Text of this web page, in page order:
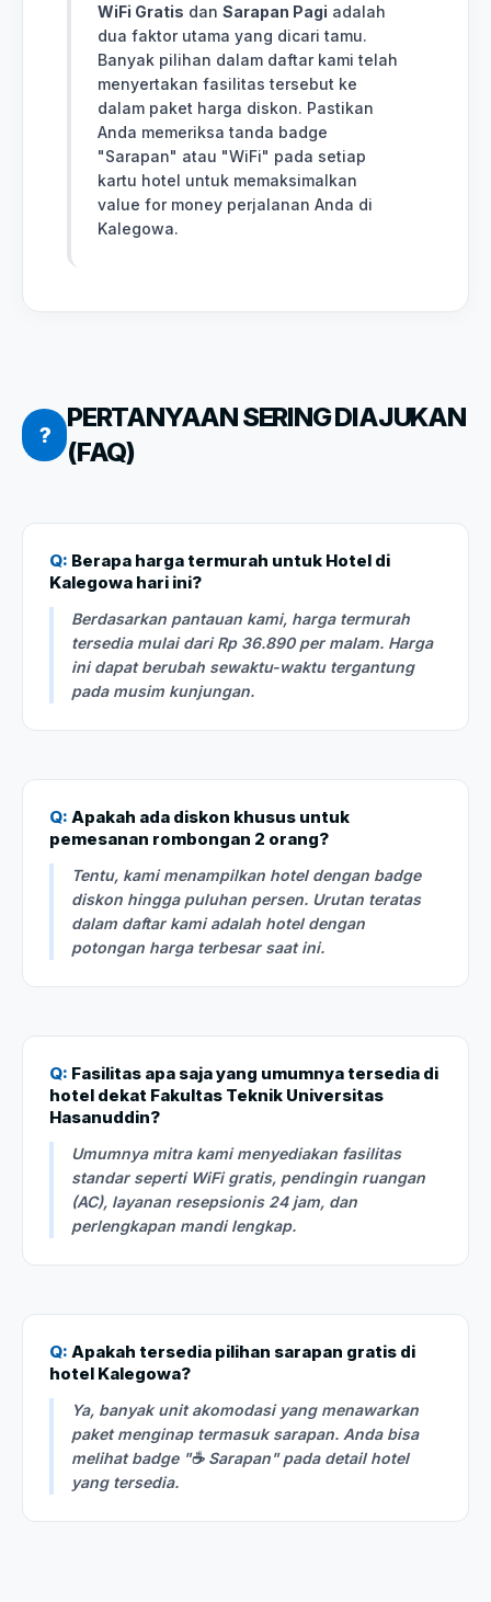
WiFi Gratis dan Sarapan Pagi adalah
dua faktor utama yang dicari tamu.
Banyak pilihan dalam daftar kami telah
menyertakan fasilitas tersebut ke
dalam paket harga diskon. Pastikan
Anda memeriksa tanda badge
"Sarapan" atau "WiFi" pada setiap
kartu hotel untuk memaksimalkan
value for money perjalanan Anda di
Kalegowa.
?
PERTANYAAN SERING DIAJUKAN
(FAQ)
Q: Berapa harga termurah untuk Hotel di
Kalegowa hari ini?
Berdasarkan pantauan kami, harga termurah
tersedia mulai dari Rp 36.890 per malam. Harga
ini dapat berubah sewaktu-waktu tergantung
pada musim kunjungan.
Q: Apakah ada diskon khusus untuk
pemesanan rombongan 2 orang?
Tentu, kami menampilkan hotel dengan badge
diskon hingga puluhan persen. Urutan teratas
dalam daftar kami adalah hotel dengan
potongan harga terbesar saat ini.
Q: Fasilitas apa saja yang umumnya tersedia di
hotel dekat Fakultas Teknik Universitas
Hasanuddin?
Umumnya mitra kami menyediakan fasilitas
standar seperti WiFi gratis, pendingin ruangan
(AC), layanan resepsionis 24 jam, dan
perlengkapan mandi lengkap.
Q: Apakah tersedia pilihan sarapan gratis di
hotel Kalegowa?
Ya, banyak unit akomodasi yang menawarkan
paket menginap termasuk sarapan. Anda bisa
melihat badge "☕ Sarapan" pada detail hotel
yang tersedia.